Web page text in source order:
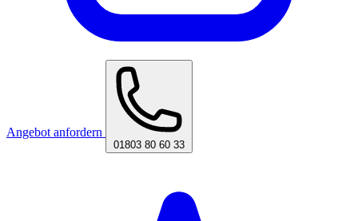
Angebot anfordern
01803 80 60 33